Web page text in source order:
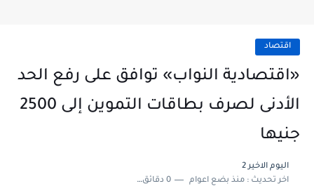
اقتصاد
«اقتصادية النواب» توافق على رفع الحد
الأدنى لصرف بطاقات التموين إلى 2500
جنيها
اليوم الاخير 2
اخر تحديث :منذ بضع اعوام 0 دقائق للقراءة